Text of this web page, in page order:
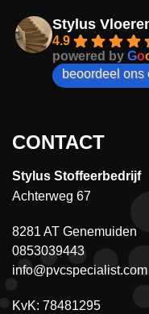
Stylus
4.9
powered by Go
beoordeel ons
CONTACT
Stylus Stoffeerbedrijf
Achterweg 67
8281 AT Genemuiden
0853039443
info@pvcspecialist.com
KvK: 78481295